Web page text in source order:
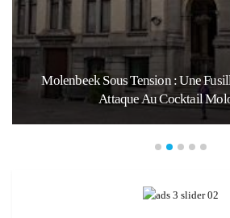
Molenbeek Sous Tension : Une
Attaque Au Cocktail